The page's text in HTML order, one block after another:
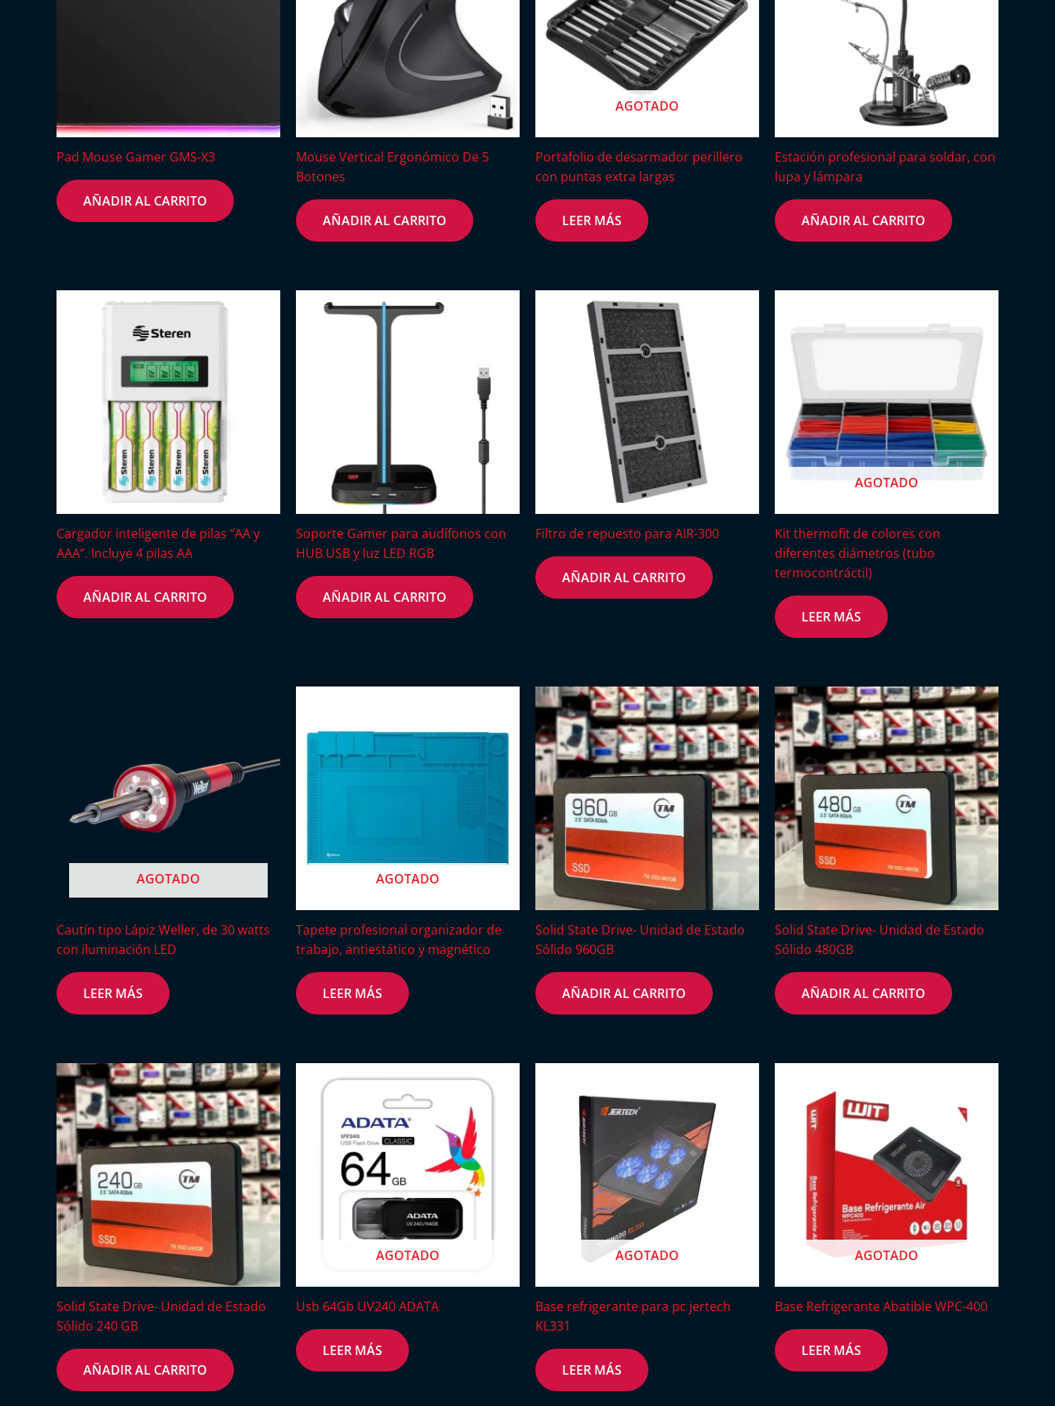
Pad Mouse Gamer GMS-X3
AÑADIR AL CARRITO
Mouse Vertical Ergonómico De 5
Botones
AÑADIR AL CARRITO
AGOTADO
Portafolio de desarmador perillero
con puntas extra largas
LEER MÁS
Estación profesional para soldar, con
lupa y lámpara
AÑADIR AL CARRITO
Cargador inteligente de pilas “AA y
AAA”. Incluye 4 pilas AA
AÑADIR AL CARRITO
Soporte Gamer para audífonos con
HUB USB y luz LED RGB
AÑADIR AL CARRITO
Filtro de repuesto para AIR-300
AÑADIR AL CARRITO
AGOTADO
Kit thermofit de colores con
diferentes diámetros (tubo
termocontráctil)
LEER MÁS
AGOTADO
Cautín tipo Lápiz Weller, de 30 watts
con iluminación LED
LEER MÁS
AGOTADO
Tapete profesional organizador de
trabajo, antiestático y magnético
LEER MÁS
Solid State Drive- Unidad de Estado
Sólido 960GB
AÑADIR AL CARRITO
Solid State Drive- Unidad de Estado
Sólido 480GB
AÑADIR AL CARRITO
Solid State Drive- Unidad de Estado
Sólido 240 GB
AÑADIR AL CARRITO
AGOTADO
Usb 64Gb UV240 ADATA
LEER MÁS
AGOTADO
Base refrigerante para pc jertech
KL331
LEER MÁS
AGOTADO
Base Refrigerante Abatible WPC-400
LEER MÁS